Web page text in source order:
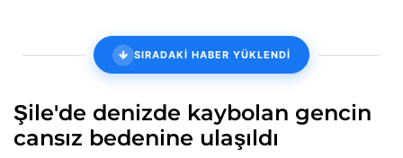
SIRADAKİ HABER YÜKLENDİ
Şile'de denizde kaybolan gencin
cansız bedenine ulaşıldı